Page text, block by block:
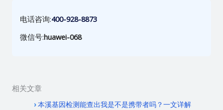
电话咨询:400-928-8873
微信号:huawei-068
相关文章
本溪基因检测能查出我是不是携带者吗？一文详解